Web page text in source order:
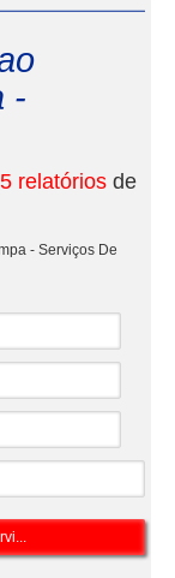
-
5 relatórios de
- Serviços De